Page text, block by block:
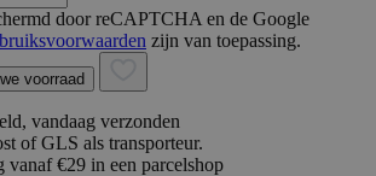
door reCAPTCHA en de Google
zijn van toepassing.
voorraad
vandaag verzonden
of GLS als transporteur.
vanaf €29 in een parcelshop